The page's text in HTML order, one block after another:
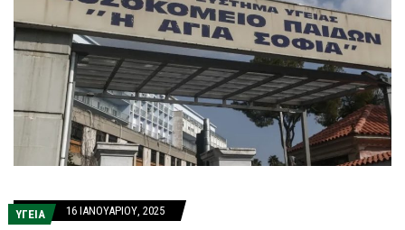
ΥΓΕΙΑ 16 ΙΑΝΟΥΑΡΊΟΥ, 2025